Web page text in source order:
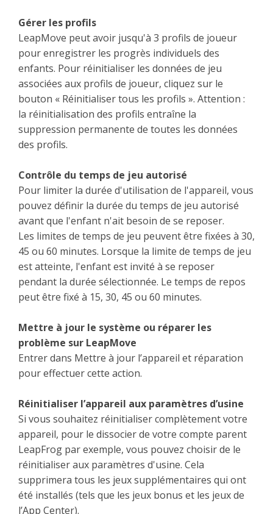
Gérer les profils
LeapMove peut avoir jusqu'à 3 profils de joueur
pour enregistrer les progrès individuels des
enfants. Pour réinitialiser les données de jeu
associées aux profils de joueur, cliquez sur le
bouton « Réinitialiser tous les profils ». Attention :
la réinitialisation des profils entraîne la
suppression permanente de toutes les données
des profils.
Contrôle du temps de jeu autorisé
Pour limiter la durée d'utilisation de l'appareil, vous
pouvez définir la durée du temps de jeu autorisé
avant que l'enfant n'ait besoin de se reposer.
Les limites de temps de jeu peuvent être fixées à 30,
45 ou 60 minutes. Lorsque la limite de temps de jeu
est atteinte, l'enfant est invité à se reposer
pendant la durée sélectionnée. Le temps de repos
peut être fixé à 15, 30, 45 ou 60 minutes.
Mettre à jour le système ou réparer les
problème sur LeapMove
Entrer dans Mettre à jour l’appareil et réparation
pour effectuer cette action.
Réinitialiser l’appareil aux paramètres d’usine
Si vous souhaitez réinitialiser complètement votre
appareil, pour le dissocier de votre compte parent
LeapFrog par exemple, vous pouvez choisir de le
réinitialiser aux paramètres d'usine. Cela
supprimera tous les jeux supplémentaires qui ont
été installés (tels que les jeux bonus et les jeux de
l’App Center).